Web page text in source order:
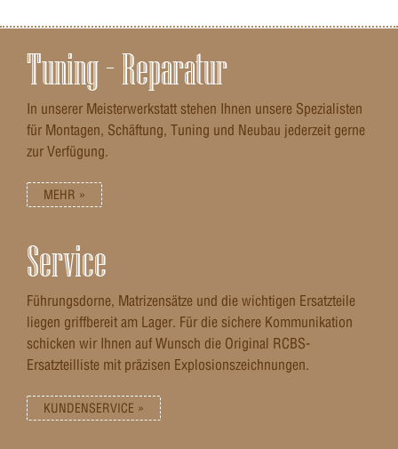
Tuning – Reparatur
In unserer Meisterwerkstatt stehen Ihnen unsere Spezialisten
für Montagen, Schäftung, Tuning und Neubau jederzeit gerne
zur Verfügung.
MEHR »
Service
Führungsdorne, Matrizensätze und die wichtigen Ersatzteile
liegen griffbereit am Lager. Für die sichere Kommunikation
schicken wir Ihnen auf Wunsch die Original RCBS-
Ersatzteilliste mit präzisen Explosionszeichnungen.
KUNDENSERVICE »